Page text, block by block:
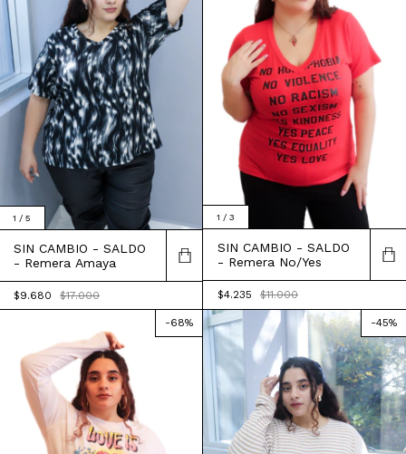
1 / 5
SIN CAMBIO - SALDO
- Remera Amaya
$9.680 $17.000
1 / 3
SIN CAMBIO - SALDO
- Remera No/Yes
$4.235 $11.000
-68% -45%